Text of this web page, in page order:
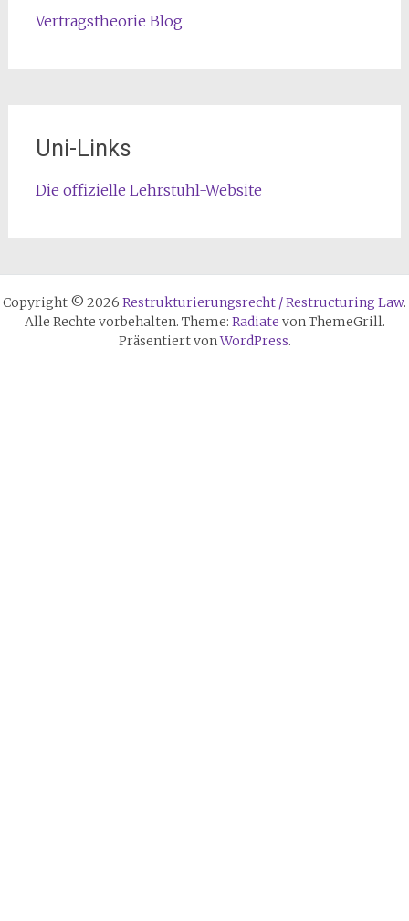
Vertragstheorie Blog
Uni-Links
Die offizielle Lehrstuhl-Website
Copyright © 2026 Restrukturierungsrecht / Restructuring Law.
Alle Rechte vorbehalten. Theme: Radiate von ThemeGrill.
Präsentiert vonWordPress.